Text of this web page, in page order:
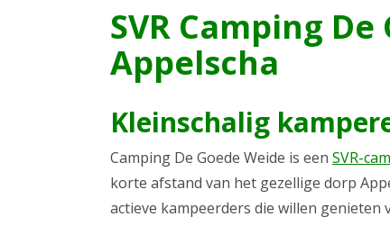
SVR Camping
Appelscha
Kleinschalig
Camping De Goede Weide is een SVR-
korte afstand van het gezellige dorp
actieve kampeerders die willen